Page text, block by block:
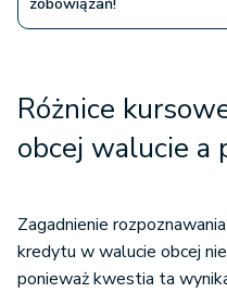
Różnice
obcej walucie a
Zagadnienie
kredytu w walucie obcej
ponieważ kwestia ta